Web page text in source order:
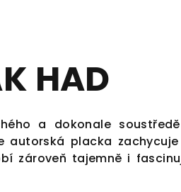
HAD
a dokonale
autorská placka
zároveň tajemně i